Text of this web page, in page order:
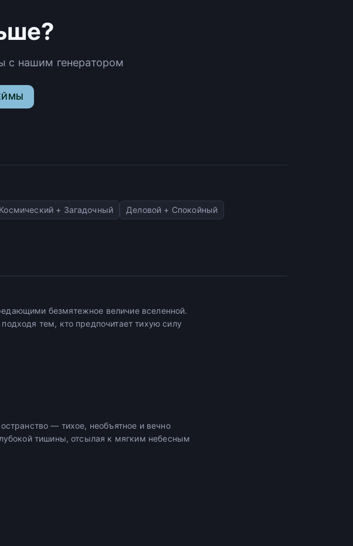
с нашим генератором
Космический + Загадочный
Деловой + Спокойный
безмятежное величие вселенной.
тем, кто предпочитает тихую силу
— тихое, необъятное и вечно
тишины, отсылая к мягким небесным